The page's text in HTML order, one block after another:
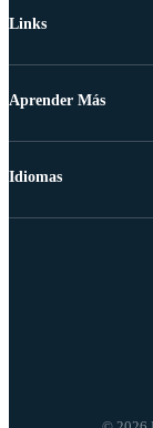
Links
Aprender Más
Idiomas